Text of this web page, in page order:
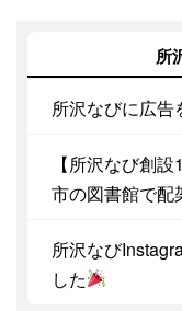
所
所沢なびに広告
【所沢なび創
市の図書館で配
所沢なび
した